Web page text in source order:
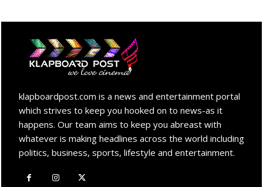
klapboardpost.com is a news and entertainment portal
which strives to keep you hooked on to news-as it
happens. Our team aims to keep you abreast with
whatever is making headlines across the world including
politics, business, sports, lifestyle and entertainment.